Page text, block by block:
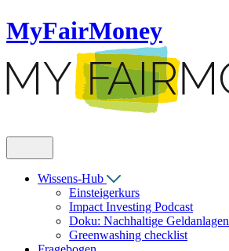
MyFairMoney
Wissens-Hub
Einsteigerkurs
Impact Investing Podcast
Doku: Nachhaltige Geldanlagen
Greenwashing checklist